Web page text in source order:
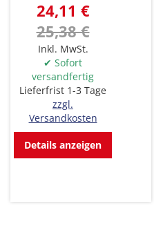
24,11 €
25,38 €
Inkl. MwSt.
✔ Sofort
versandfertig
Lieferfrist 1-3 Tage
zzgl.
Versandkosten
Details anzeigen